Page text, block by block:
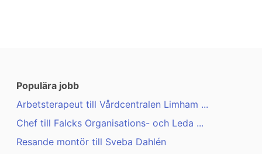
Populära jobb
Arbetsterapeut till Vårdcentralen Limham ...
Chef till Falcks Organisations- och Leda ...
Resande montör till Sveba Dahlén